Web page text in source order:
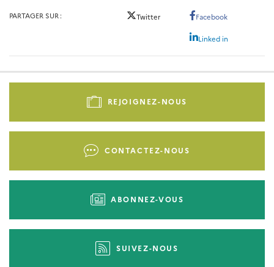
PARTAGER SUR Twitter Facebook
Linked in
Pied
-
REJOIGNEZ-NOUS
CONTACTEZ-NOUS
ABONNEZ-VOUS
SUIVEZ-NOUS